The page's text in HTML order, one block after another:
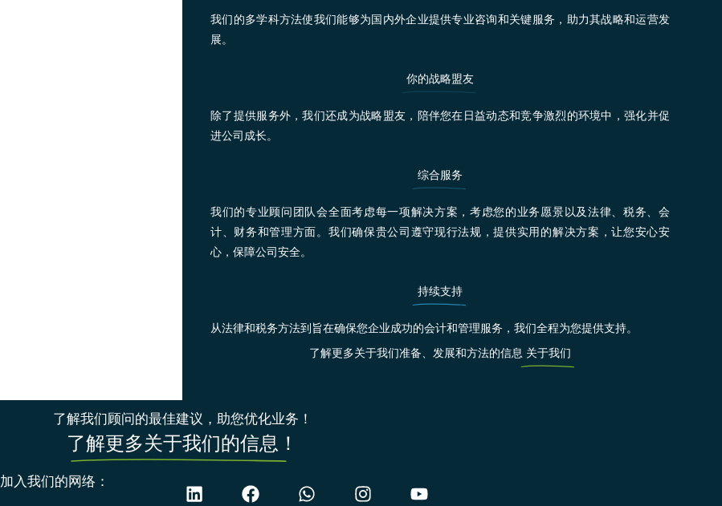
我们的多学科方法使我们能够为国内外企业提供专业咨询和关键服务，助力其战略和运营发
展。
你的战略盟友
除了提供服务外，我们还成为战略盟友，陪伴您在日益动态和竞争激烈的环境中，强化并促
进公司成长。
综合服务
我们的专业顾问团队会全面考虑每一项解决方案，考虑您的业务愿景以及法律、税务、会
计、财务和管理方面。我们确保贵公司遵守现行法规，提供实用的解决方案，让您安心安
心，保障公司安全。
持续支持
从法律和税务方法到旨在确保您企业成功的会计和管理服务，我们全程为您提供支持。
了解更多关于我们准备、发展和方法的信息 关于我们
了解我们顾问的最佳建议，助您优化业务！
了解更多关于我们的信息！
加入我们的网络：